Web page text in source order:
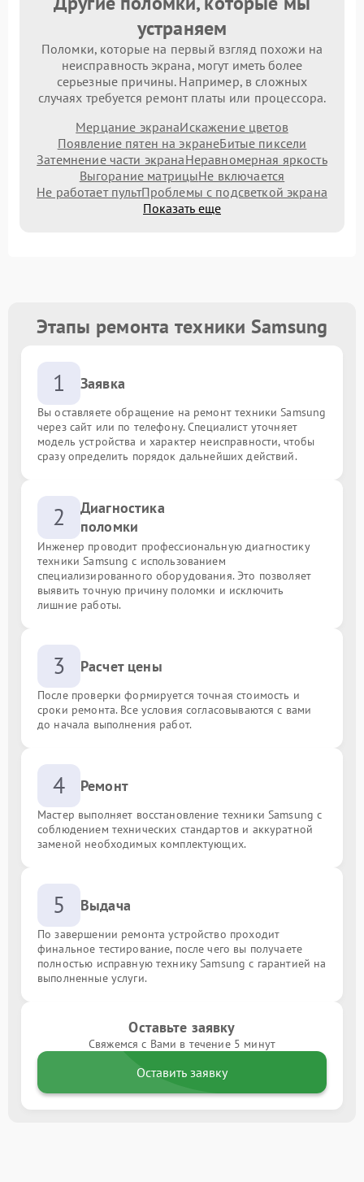
устраняем
Поломки, которые на первый взгляд похожи на
неисправность экрана, могут иметь более
серьезные причины. Например, в сложных
случаях требуется ремонт платы или процессора.
Мерцание экранаИскажение цветов
Появление пятен на экранеБитые пиксели
Затемнение части экранаНеравномерная яркость
Выгорание матрицыНе включается
Не работает пультПроблемы с подсветкой экрана
Показать еще
Этапы ремонта техники Samsung
1 Заявка
Вы оставляете обращение на ремонт техники Samsung
через сайт или по телефону. Специалист уточняет
модель устройства и характер неисправности, чтобы
сразу определить порядок дальнейших действий.
2
Диагностика
поломки
Инженер проводит профессиональную диагностику
техники Samsung с использованием
специализированного оборудования. Это позволяет
выявить точную причину поломки и исключить
лишние работы.
3 Расчет цены
После проверки формируется точная стоимость и
сроки ремонта. Все условия согласовываются с вами
до начала выполнения работ.
4 Ремонт
Мастер выполняет восстановление техники Samsung с
соблюдением технических стандартов и аккуратной
заменой необходимых комплектующих.
5 Выдача
По завершении ремонта устройство проходит
финальное тестирование, после чего вы получаете
полностью исправную технику Samsung с гарантией на
выполненные услуги.
Оставьте заявку
Свяжемся с Вами в течение 5 минут
Оставить заявку